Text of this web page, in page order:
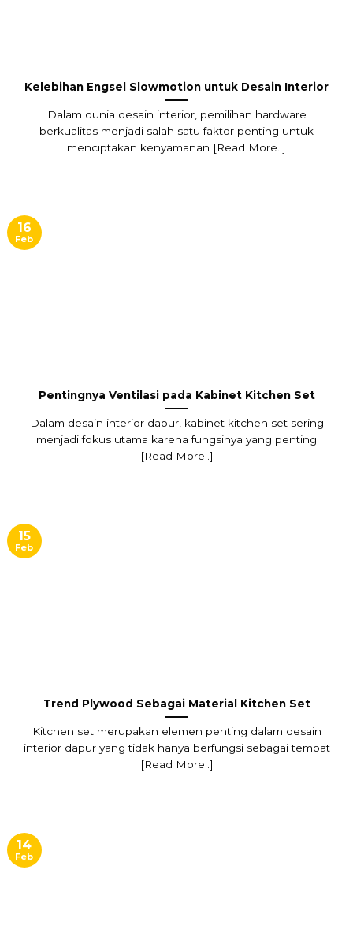
Kelebihan Engsel Slowmotion untuk Desain Interior
Dalam dunia desain interior, pemilihan hardware
berkualitas menjadi salah satu faktor penting untuk
menciptakan kenyamanan [Read More..]
Pentingnya Ventilasi pada Kabinet Kitchen Set
Dalam desain interior dapur, kabinet kitchen set sering
menjadi fokus utama karena fungsinya yang penting
[Read More..]
16
Feb
Trend Plywood Sebagai Material Kitchen Set
Kitchen set merupakan elemen penting dalam desain
interior dapur yang tidak hanya berfungsi sebagai tempat
[Read More..]
15
Feb
14
Feb